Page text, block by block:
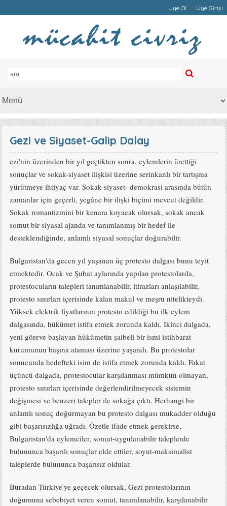
Üye Ol Üye Girişi
Gezi ve Siyaset-Galip Dalay
ezi'nin üzerinden bir yıl geçtikten sonra, eylemlerin ürettiği
sonuçlar ve sokak-siyaset ilişkisi üzerine serinkanlı bir tartışma
yürütmeye ihtiyaç var. Sokak-siyaset- demokrasi arasında bütün
zamanlar için geçerli, yegâne bir ilişki biçimi mevcut değildir.
Sokak romantizmini bir kenara koyacak olursak, sokak ancak
somut bir siyasal ajanda ve tanımlanmış bir hedef ile
desteklendiğinde, anlamlı siyasal sonuçlar doğurabilir.
Bulgaristan'da gecen yıl yaşanan üç protesto dalgası bunu teyit
etmektedir. Ocak ve Şubat aylarında yapılan protestolarda,
protestocuların talepleri tanımlanabilir, itirazları anlaşılabilir,
protesto sınırları içerisinde kalan makul ve meşru nitelikteydi.
Yüksek elektrik fiyatlarının protesto edildiği bu ilk eylem
dalgasında, hükûmet istifa etmek zorunda kaldı. İkinci dalgada,
yeni göreve başlayan hükûmetin şaibeli bir ismi istihbarat
kurumunun başına ataması üzerine yaşandı. Bu protestolar
sonucunda hedefteki isim de istifa etmek zorunda kaldı. Fakat
üçüncü dalgada, protestocular karşılanması mümkün olmayan,
protesto sınırları içerisinde değerlendirilmeyecek sistemin
değişmesi ve benzeri talepler ile sokağa çıktı. Herhangi bir
anlamlı sonuç doğurmayan bu protesto dalgası mukadder olduğu
gibi başarısızlığa uğradı. Özetle ifade etmek gerekirse,
Bulgaristan'da eylemciler, somut-uygulanabilir taleplerde
bulununca başarılı sonuçlar elde ettiler, soyut-maksimalist
taleplerde bulununca başarısız oldular.
Buradan Türkiye'ye geçecek olursak, Gezi protestolarının
doğumuna sebebiyet veren somut, tanımlanabilir, karşılanabilir